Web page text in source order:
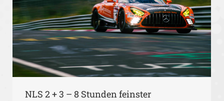
NLS 2 + 3 – 8 Stunden feinster